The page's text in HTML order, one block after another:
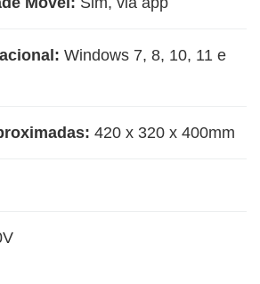
Windows 7, 8, 10, 11 e
420 x 320 x 400mm